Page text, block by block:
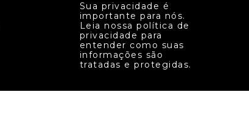
Sua privacidade é
importante para nós.
Leia nossa política de
privacidade para
entender como suas
informações são
tratadas e protegidas.